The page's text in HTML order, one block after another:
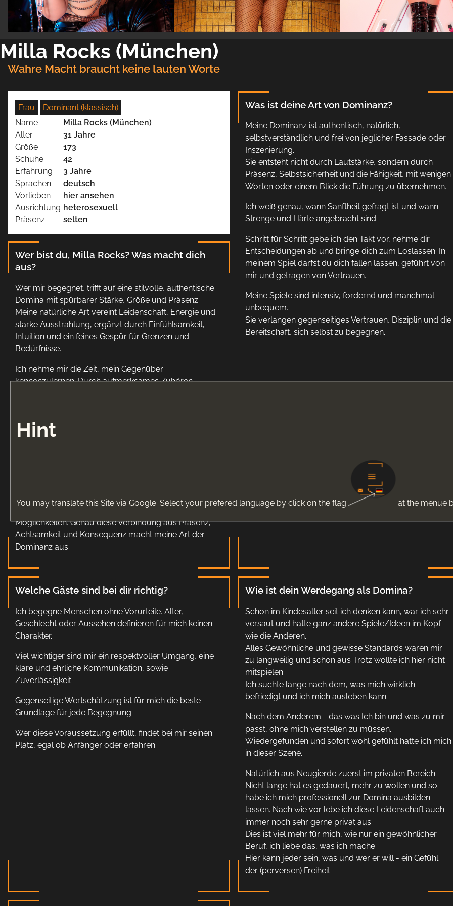
Hint
You may translate this Site via Google. Select your prefered language by click on the flag at the menue
Milla Rocks (München)
Wahre Macht braucht keine lauten Worte
Frau
Dominant (klassisch)
Name
Milla Rocks (München)
Alter
31 Jahre
Größe
173
Schuhe
42
Erfahrung
3 Jahre
Sprachen
deutsch
Vorlieben
hier ansehen
Ausrichtung heterosexuell
Präsenz
selten
Wer bist du, Milla Rocks? Was macht dich
aus?
Wer mir begegnet, trifft auf eine stilvolle, authentische
Domina mit spürbarer Stärke, Größe und Präsenz.
Meine natürliche Art vereint Leidenschaft, Energie und
starke Ausstrahlung, ergänzt durch Einfühlsamkeit,
Intuition und ein feines Gespür für Grenzen und
Bedürfnisse.
Ich nehme mir die Zeit, mein Gegenüber
kennenzulernen. Durch aufmerksames Zuhören,
Meine Sessions sind geprägt von Professionalität,
Augenblicks. Oft sind es wenige, gezielt gesetzte
Impulse, die eine tiefere Wirkung entfalten als unzählige
Möglichkeiten. Genau diese Verbindung aus Präsenz,
Achtsamkeit und Konsequenz macht meine Art der
Dominanz aus.
Was ist deine Art von Dominanz?
Meine Dominanz ist authentisch, natürlich,
selbstverständlich und frei von jeglicher Fassade oder
Inszenierung.
Sie entsteht nicht durch Lautstärke, sondern durch
Präsenz, Selbstsicherheit und die Fähigkeit, mit wenigen
Worten oder einem Blick die Führung zu übernehmen.
Ich weiß genau, wann Sanftheit gefragt ist und wann
Strenge und Härte angebracht sind.
Schritt für Schritt gebe ich den Takt vor, nehme dir
Entscheidungen ab und bringe dich zum Loslassen. In
meinem Spiel darfst du dich fallen lassen, geführt von
mir und getragen von Vertrauen.
Meine Spiele sind intensiv, fordernd und manchmal
unbequem.
Sie verlangen gegenseitiges Vertrauen, Disziplin und die
Bereitschaft, sich selbst zu begegnen.
Welche Gäste sind bei dir richtig?
Ich begegne Menschen ohne Vorurteile. Alter,
Geschlecht oder Aussehen definieren für mich keinen
Charakter.
Viel wichtiger sind mir ein respektvoller Umgang, eine
klare und ehrliche Kommunikation, sowie
Zuverlässigkeit.
Gegenseitige Wertschätzung ist für mich die beste
Grundlage für jede Begegnung.
Wer diese Voraussetzung erfüllt, findet bei mir seinen
Platz, egal ob Anfänger oder erfahren.
Wie ist dein Werdegang als Domina?
Schon im Kindesalter seit ich denken kann, war ich sehr
versaut und hatte ganz andere Spiele/Ideen im Kopf
wie die Anderen.
Alles Gewöhnliche und gewisse Standards waren mir
zu langweilig und schon aus Trotz wollte ich hier nicht
mitspielen.
Ich suchte lange nach dem, was mich wirklich
befriedigt und ich mich ausleben kann.
Nach dem Anderem - das was Ich bin und was zu mir
passt, ohne mich verstellen zu müssen.
Wiedergefunden und sofort wohl gefühlt hatte ich mich
in dieser Szene.
Natürlich aus Neugierde zuerst im privaten Bereich.
Nicht lange hat es gedauert, mehr zu wollen und so
habe ich mich professionell zur Domina ausbilden
lassen. Nach wie vor lebe ich diese Leidenschaft auch
immer noch sehr gerne privat aus.
Dies ist viel mehr für mich, wie nur ein gewöhnlicher
Beruf, ich liebe das, was ich mache.
Hier kann jeder sein, was und wer er will - ein Gefühl
der (perversen) Freiheit.